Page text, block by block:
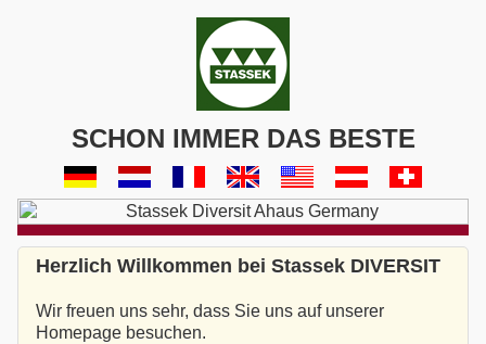
SCHON IMMER DAS BESTE
Herzlich Willkommen bei Stassek DIVERSIT
Wir freuen uns sehr, dass Sie uns auf unserer
Homepage besuchen.